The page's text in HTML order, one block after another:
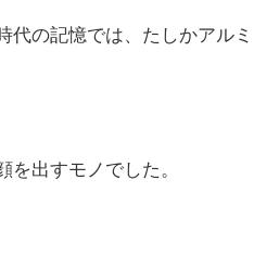
代の記憶では、たしかアルミ
出すモノでした。